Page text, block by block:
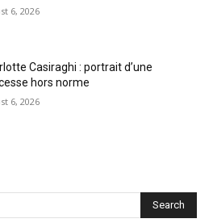
6, 2026
Casiraghi : portrait d’une
hors norme
6, 2026
Search